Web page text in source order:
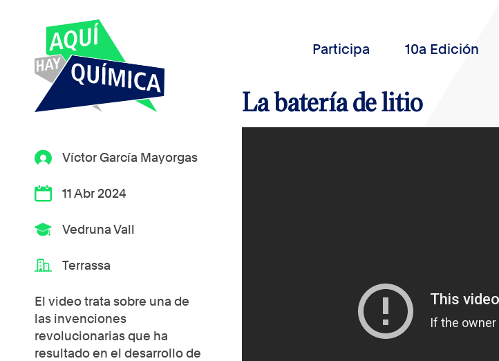
Participa 10a Edición
Víctor García Mayorgas
11 Abr 2024
Vedruna Vall
Terrassa
El video trata sobre una de
las invenciones
revolucionarias que ha
resultado en el desarrollo de
La batería de litio